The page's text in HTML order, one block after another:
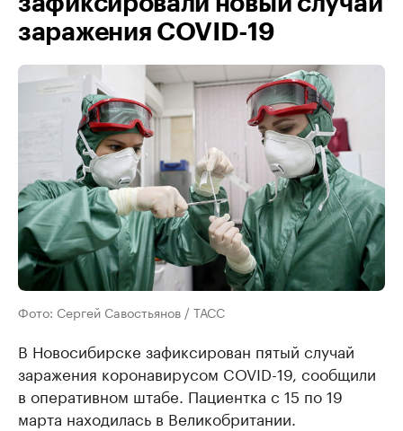
заражения COVID-19
Фото: Сергей Савостьянов / ТАСС
В Новосибирске зафиксирован пятый случай
заражения коронавирусом COVID-19, сообщили
в оперативном штабе. Пациентка с 15 по 19
марта находилась в Великобритании.